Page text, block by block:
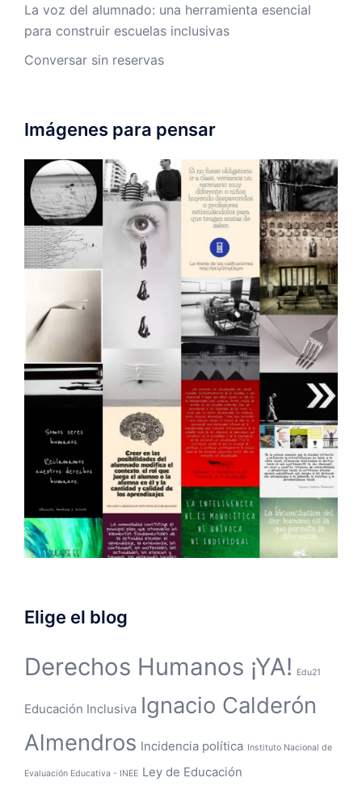
La voz del alumnado: una herramienta esencial
para construir escuelas inclusivas
Conversar sin reservas
Imágenes para pensar
Elige el blog
Derechos Humanos ¡YA! Edu21
Educación Inclusiva Ignacio Calderón
Almendros Incidencia política Instituto Nacional de
Evaluación Educativa - INEE Ley de Educación